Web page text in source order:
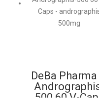
DeBa
500 60 V-